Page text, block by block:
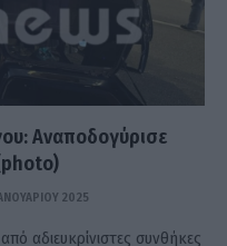
Αναποδογύρισε
2025
αδιευκρίνιστες συνθήκες